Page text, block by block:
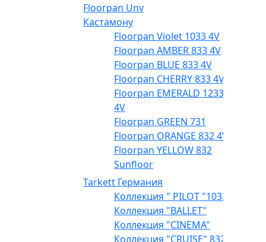
Floorpan Unv
Кастамону
Floorpan Violet 1033 4V
Floorpan AMBER 833 4V
Floorpan BLUE 833 4V
Floorpan CHERRY 833 4V
Floorpan EMERALD 1233
4V
Floorpan GREEN 731
Floorpan ORANGE 832 4V
Floorpan YELLOW 832
Sunfloor
Tarkett Германия
Коллекция " PILOT "1033
Коллекция "BALLET"
Коллекция "CINEMA"
Коллекция "CRUISE" 832